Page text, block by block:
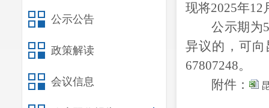
公示公告
政策解读
会议信息
现将2025年12
公示期为
异议的 ，可向
67807248。
附件：